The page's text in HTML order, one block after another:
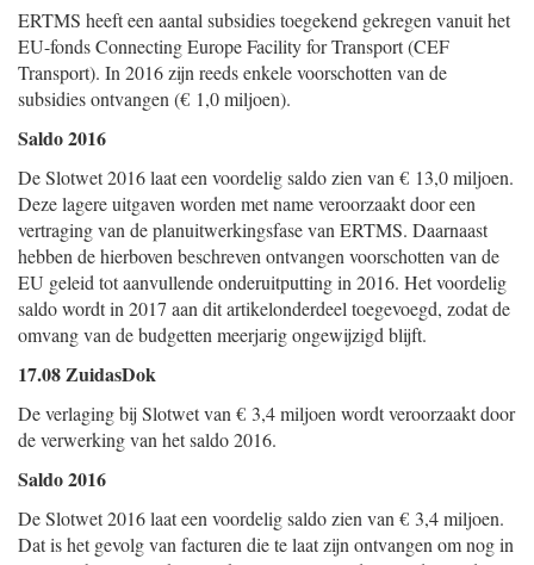
ERTMS heeft een aantal subsidies toegekend gekregen vanuit het
EU-fonds Connecting Europe Facility for Transport (CEF
Transport). In 2016 zijn reeds enkele voorschotten van de
subsidies ontvangen (€ 1,0 miljoen).
Saldo 2016
De Slotwet 2016 laat een voordelig saldo zien van € 13,0 miljoen.
Deze lagere uitgaven worden met name veroorzaakt door een
vertraging van de planuitwerkingsfase van ERTMS. Daarnaast
hebben de hierboven beschreven ontvangen voorschotten van de
EU geleid tot aanvullende onderuitputting in 2016. Het voordelig
saldo wordt in 2017 aan dit artikelonderdeel toegevoegd, zodat de
omvang van de budgetten meerjarig ongewijzigd blijft.
17.08 ZuidasDok
De verlaging bij Slotwet van € 3,4 miljoen wordt veroorzaakt door
de verwerking van het saldo 2016.
Saldo 2016
De Slotwet 2016 laat een voordelig saldo zien van € 3,4 miljoen.
Dat is het gevolg van facturen die te laat zijn ontvangen om nog in